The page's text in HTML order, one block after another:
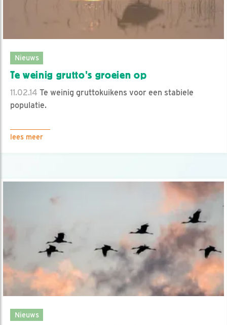
Nieuws
Te weinig grutto's groeien op
11.02.14 Te weinig gruttokuikens voor een stabiele
populatie.
lees meer
Nieuws